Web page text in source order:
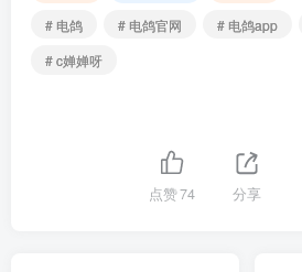
# 电鸽
# 电鸽官网 # 电鸽app
# c婵婵呀
点赞74 分享